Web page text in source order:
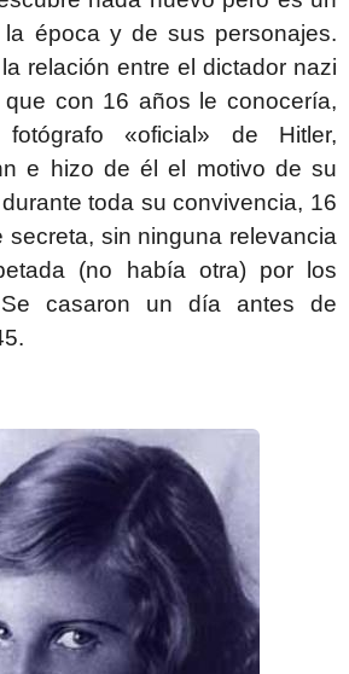
época y de sus personajes.
relación entre el dictador nazi
con 16 años le conocería,
«oficial» de Hitler,
e hizo de él el motivo de su
toda su convivencia, 16
secreta, sin ninguna relevancia
(no había otra) por los
casaron un día antes de